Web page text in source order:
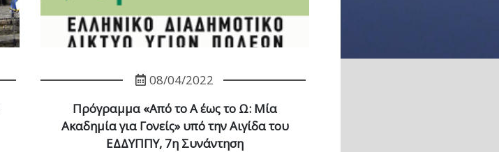
08/04/2022
Πρόγραμμα «Από το Α έως το Ω: Μία
Ακαδημία για Γονείς» υπό την Αιγίδα του
ΕΔΔΥΠΠΥ, 7η Συνάντηση